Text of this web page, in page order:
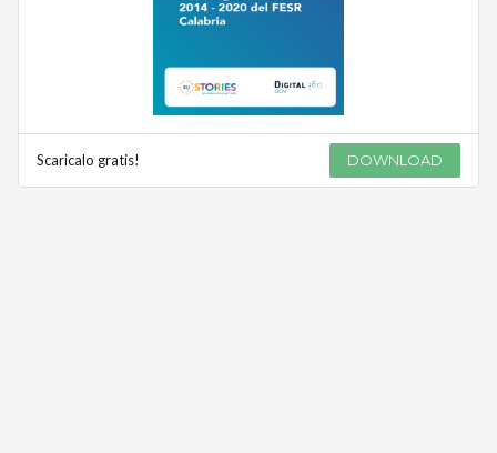
Scaricalo gratis! DOWNLOAD